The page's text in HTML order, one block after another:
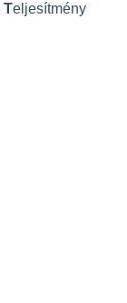
Teljesítmény